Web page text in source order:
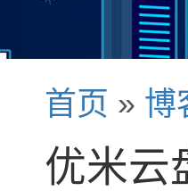
首页 » 博
优米云